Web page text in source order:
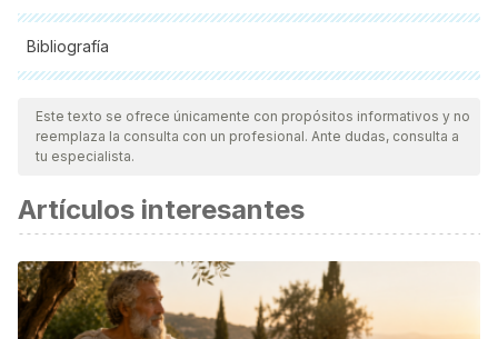
Bibliografía
Todas las fuentes citadas fueron revisadas a profundidad por
nuestro equipo, para asegurar su calidad, confiabilidad,
vigencia y validez.La bibliografía de este artículo fue
científica.
Goleman, D. (2002).Inteligencia Social: la nueva ciencia de
las relaciones humanas.Kaidós.
Este texto se ofrece únicamente con propósitos informativos y no
reemplaza la consulta con un profesional. Ante dudas, consulta a
tu especialista.
Artículos interesantes